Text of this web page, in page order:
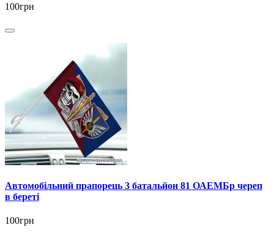
100грн
Автомобільний прапорець 3 батальйон 81 ОАЕМБр череп
в береті
100грн